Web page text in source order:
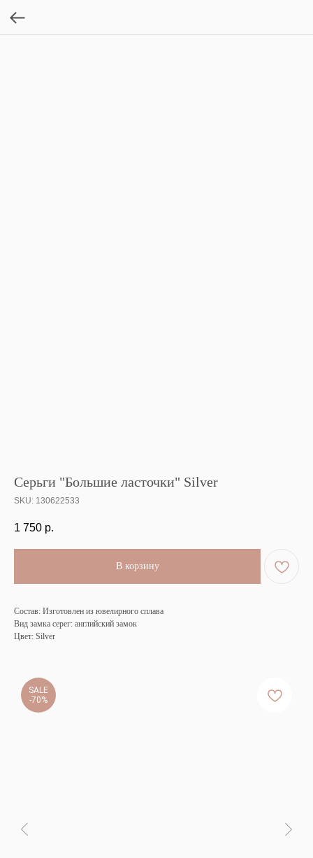
Серьги "Большие ласточки" Silver
SKU: 130622533
1 750 р.
В корзину
Состав: Изготовлен из ювелирного сплава
Вид замка серег: английский замок
Цвет: Silver
SALE
-70%